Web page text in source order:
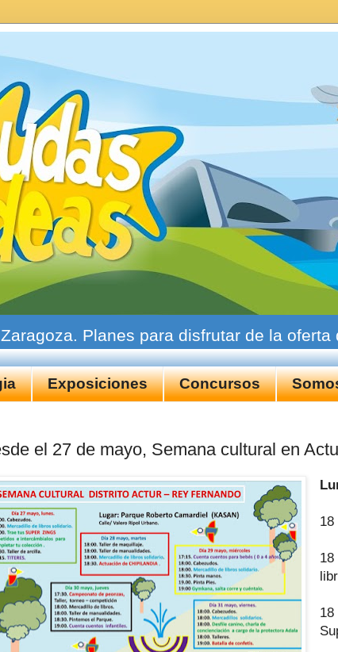
Planes para disfrutar de la
Exposiciones Concursos
el 27 de mayo, Semana cultural en
18
18
18